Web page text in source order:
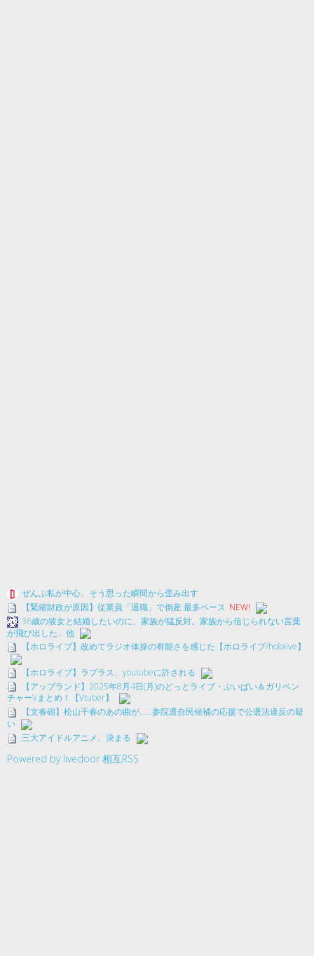
ぜんぶ私が中心、そう思った瞬間から歪み出す
【緊縮財政が原因】従業員「退職」で倒産 最多ペース NEW!
36歳の彼女と結婚したいのに、家族が猛反対。家族から信じられない言葉
が飛び出した… 他
【ホロライブ】改めてラジオ体操の有能さを感じた【ホロライブ/hololive】
【ホロライブ】ラプラス、youtubeに許される
【アップランド】2025年8月4日(月)のどっとライブ・ぶいぱい＆ガリベン
チャーVまとめ！【Vtuber】
【文春砲】松山千春のあの曲が……参院選自民候補の応援で公選法違反の疑
い
三大アイドルアニメ、決まる
Powered by livedoor 相互RSS